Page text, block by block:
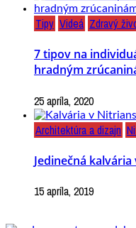
Tipy Videá Zdravý
7 tipov na
hradným
25 apríla, 2020
Architektúra a dizajn
Jedinečná
15 apríla, 2019